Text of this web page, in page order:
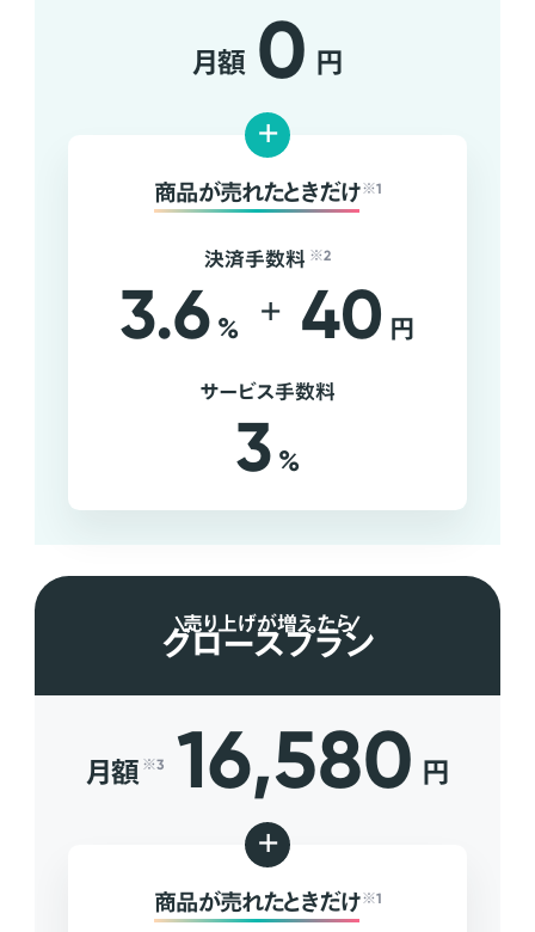
月額 0 円
+
商品が売れたときだけ ※1
決済手数料 ※2
3.6 % + 40 円
サービス手数料
3 %
売り上げが増えたら
グロースプラン
月額 ※3 16,580 円
+
商品が売れたときだけ ※1